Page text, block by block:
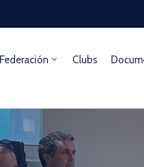
Federación Clubs